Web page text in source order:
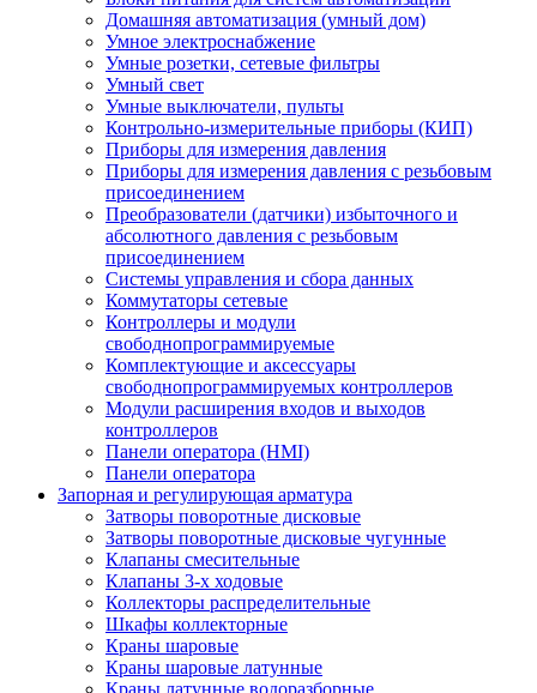
Домашняя автоматизация (умный дом)
Умное электроснабжение
Умные розетки, сетевые фильтры
Умный свет
Умные выключатели, пульты
Контрольно-измерительные приборы (КИП)
Приборы для измерения давления
Приборы для измерения давления с резьбовым
присоединением
Преобразователи (датчики) избыточного и
абсолютного давления с резьбовым
присоединением
Системы управления и сбора данных
Коммутаторы сетевые
Контроллеры и модули
свободнопрограммируемые
Комплектующие и аксессуары
свободнопрограммируемых контроллеров
Модули расширения входов и выходов
контроллеров
Панели оператора (HMI)
Панели оператора
Запорная и регулирующая арматура
Затворы поворотные дисковые
Затворы поворотные дисковые чугунные
Клапаны смесительные
Клапаны 3-х ходовые
Коллекторы распределительные
Шкафы коллекторные
Краны шаровые
Краны шаровые латунные
Краны латунные водоразборные